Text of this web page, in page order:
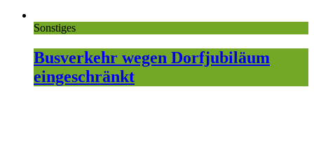
Sonstiges
Busverkehr wegen Dorfjubiläum
eingeschränkt